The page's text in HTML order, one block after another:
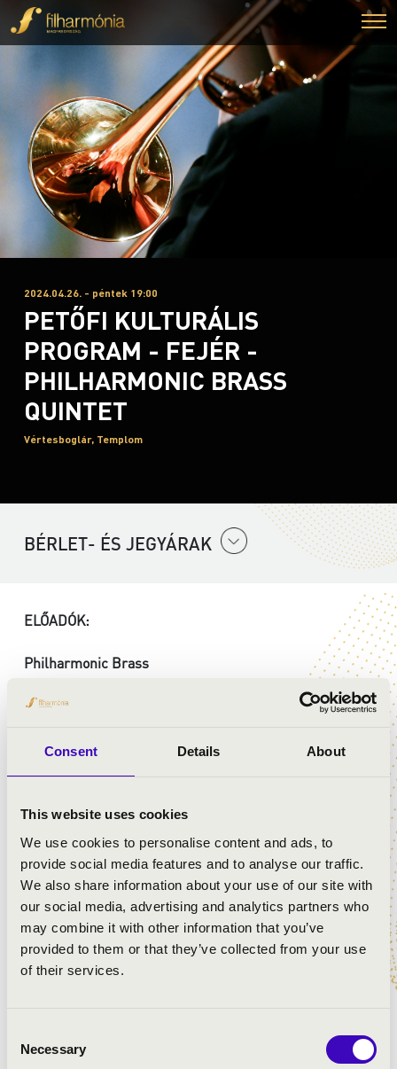
Consent Details About
This website uses cookies
We use cookies to personalise content and ads, to
provide social media features and to analyse our traffic.
We also share information about your use of our site with
our social media, advertising and analytics partners who
may combine it with other information that you’ve
provided to them or that they’ve collected from your use
of their services.
Selection
Necessary
2024.04.26. - péntek 19:00
PETŐFI KULTURÁLIS
PROGRAM - FEJÉR -
PHILHARMONIC BRASS
QUINTET
Vértesboglár, Templom
BÉRLET- ÉS JEGYÁRAK
ELŐADÓK:
Philharmonic Brass
Bizet: Carmen - Habanera
Puccini: Nessun Dorma
Enrique Crespo: Suite Americana- III. Vals Peruano
Bernstein: West Side Story –részlet
Morricone: Egy maroknyi dollárért
Meyer: Mexikói táncok- egyveleg